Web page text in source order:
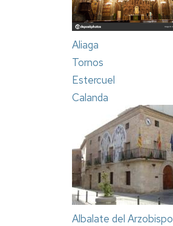
Aliaga
Tornos
Estercuel
Calanda
Albalate del Arzobispo